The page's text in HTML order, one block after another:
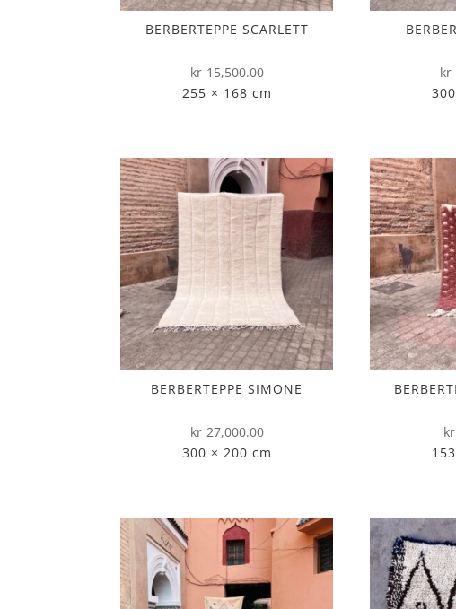
BERBERTEPPE SCARLETT
kr 15,500.00
255 × 168 cm
kr
BERBERTEPPE SIMONE
kr 27,000.00
300 × 200 cm
kr